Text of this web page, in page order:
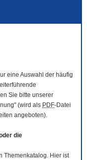
eine Auswahl der häufig
Sie bitte unserer
(wird als PDF-Datei
angeboten).
die
Themenkatalog. Hier ist